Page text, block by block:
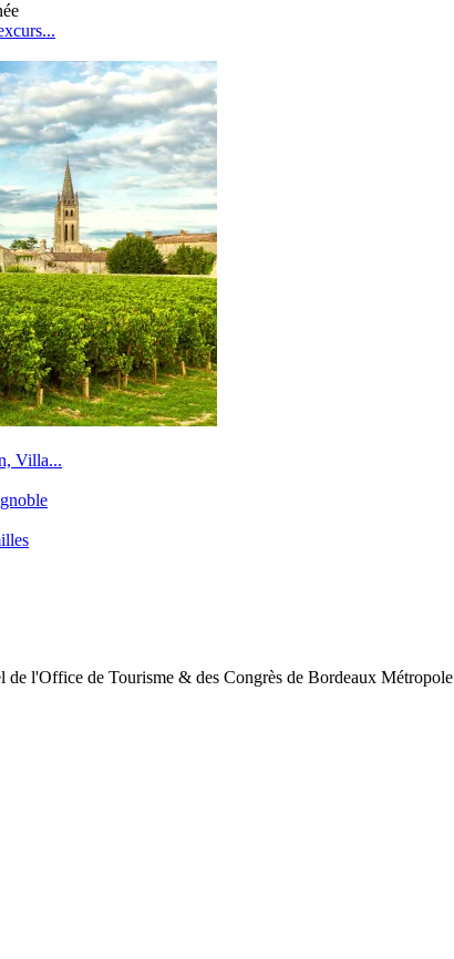
Villa...
de l'Office de Tourisme & des Congrès de Bordeaux Métropole